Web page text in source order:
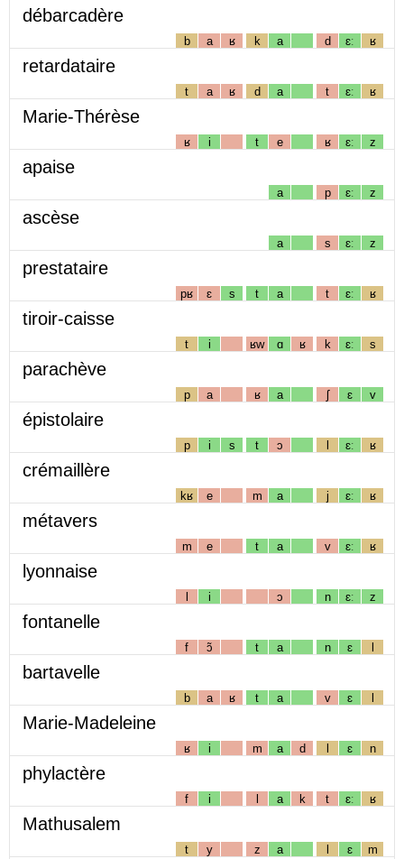
débarcadère
b a ʁ k a d ɛː ʁ
retardataire
t a ʁ d a t ɛː ʁ
Marie-Thérèse
ʁ i t e ʁ ɛː z
apaise
a p ɛː z
ascèse
a s ɛː z
prestataire
pʁ ɛ s t a t ɛː ʁ
tiroir-caisse
t i ʁw ɑ ʁ k ɛː s
parachève
p a ʁ a ʃ ɛ v
épistolaire
p i s t ɔ l ɛː ʁ
crémaillère
kʁ e m a j ɛː ʁ
métavers
m e t a v ɛː ʁ
lyonnaise
l i ɔ n ɛː z
fontanelle
f ɔ̃ t a n ɛ l
bartavelle
b a ʁ t a v ɛ l
Marie-Madeleine
ʁ i m a d l ɛ n
phylactère
f i l a k t ɛː ʁ
Mathusalem
t y z a l ɛ m